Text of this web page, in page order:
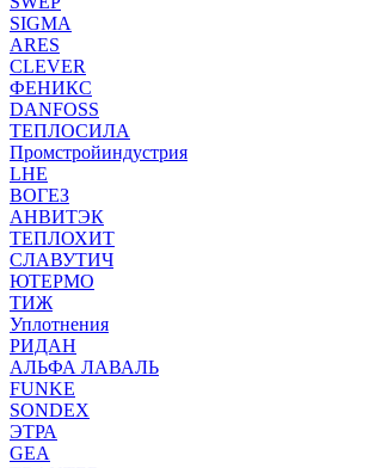
SIGMA
ARES
CLEVER
ФЕНИКС
DANFOSS
ТЕПЛОСИЛА
Промстройиндустрия
LHE
ВОГЕЗ
АНВИТЭК
ТЕПЛОХИТ
СЛАВУТИЧ
ЮТЕРМО
ТИЖ
Уплотнения
РИДАН
АЛЬФА ЛАВАЛЬ
FUNKE
SONDEX
ЭТРА
GEA